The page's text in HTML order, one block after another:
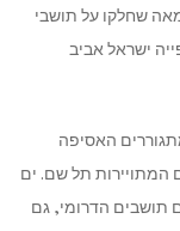
שחלקו על תושבי
ישראל אביב
האסיפה
המתויירות תל שם. ים
תושבים הדרומי, גם